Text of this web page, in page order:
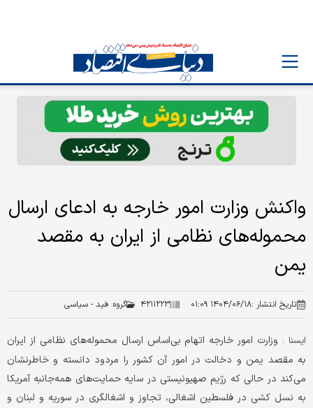
واکنش وزارت امور خارجه به ادعای ارسال
محموله‌های نظامی از ایران به مقصد
یمن
تاریخ انتشار :۱۴۰۴/۰۶/۱۸ ۰۱:۰۹ ۴۲۱۱۲۲۳ گروه: فید - سیاسی
ايسنا : وزارت امور خارجه اتهام بی‌اساس ارسال محموله‌های نظامی از ایران
به مقصد یمن و دخالت در امور آن کشور را مردود دانسته و خاطرنشان
می‌کند در حالی که رژیم صهیونیستی در سایه حمایت‌های همه‌جانبه آمریکا
به نسل کشی در فلسطین اشغالی، تجاوز و اشغالگری در سوریه و لبنان و